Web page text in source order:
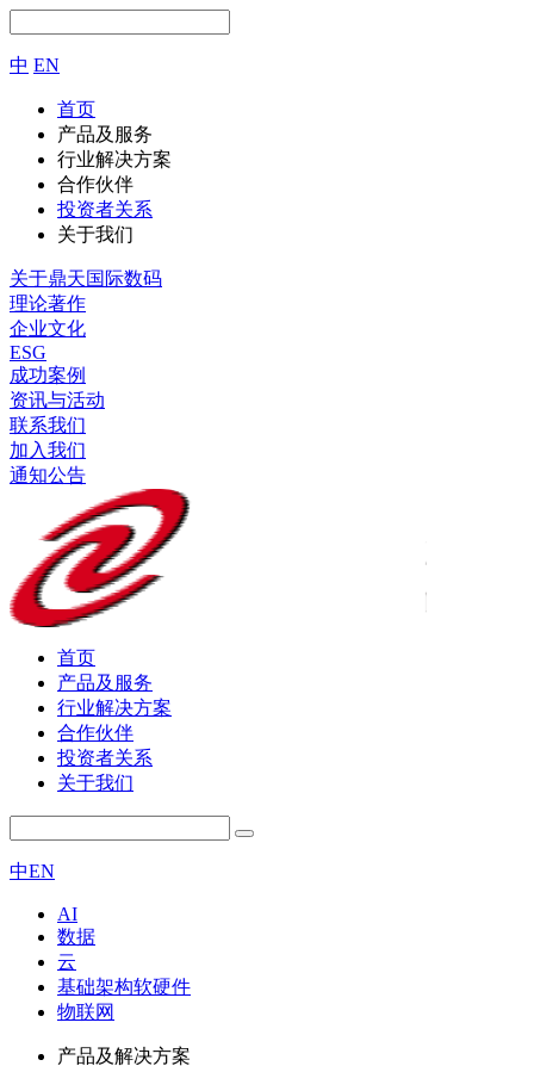
中 EN
首页
产品及服务
行业解决方案
合作伙伴
投资者关系
关于我们
关于鼎天国际数码
理论著作
企业文化
ESG
成功案例
资讯与活动
联系我们
加入我们
通知公告
首页
产品及服务
行业解决方案
合作伙伴
投资者关系
关于我们
中EN
AI
数据
云
基础架构软硬件
物联网
产品及解决方案